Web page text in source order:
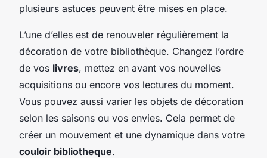
plusieurs astuces peuvent être mises en place.
L’une d’elles est de renouveler régulièrement la
décoration de votre bibliothèque. Changez l’ordre
de vos livres, mettez en avant vos nouvelles
acquisitions ou encore vos lectures du moment.
Vous pouvez aussi varier les objets de décoration
selon les saisons ou vos envies. Cela permet de
créer un mouvement et une dynamique dans votre
couloir bibliotheque.